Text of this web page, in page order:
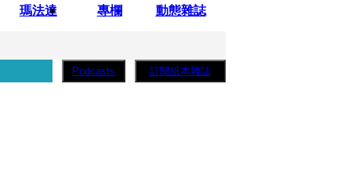
瑪法達 專欄 動態雜誌
糕」
Podcasts 訂閱紙本雜誌